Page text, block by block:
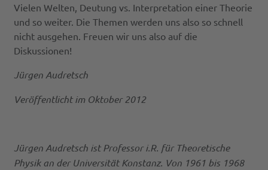
Vielen Welten, Deutung vs. Interpretation einer Theorie
und so weiter. Die Themen werden uns also so schnell
nicht ausgehen. Freuen wir uns also auf die
Diskussionen!
Jürgen Audretsch
Veröffentlicht im Oktober 2012
Jürgen Audretsch ist Professor i.R. für Theoretische
Physik an der Universität Konstanz. Von 1961 bis 1968